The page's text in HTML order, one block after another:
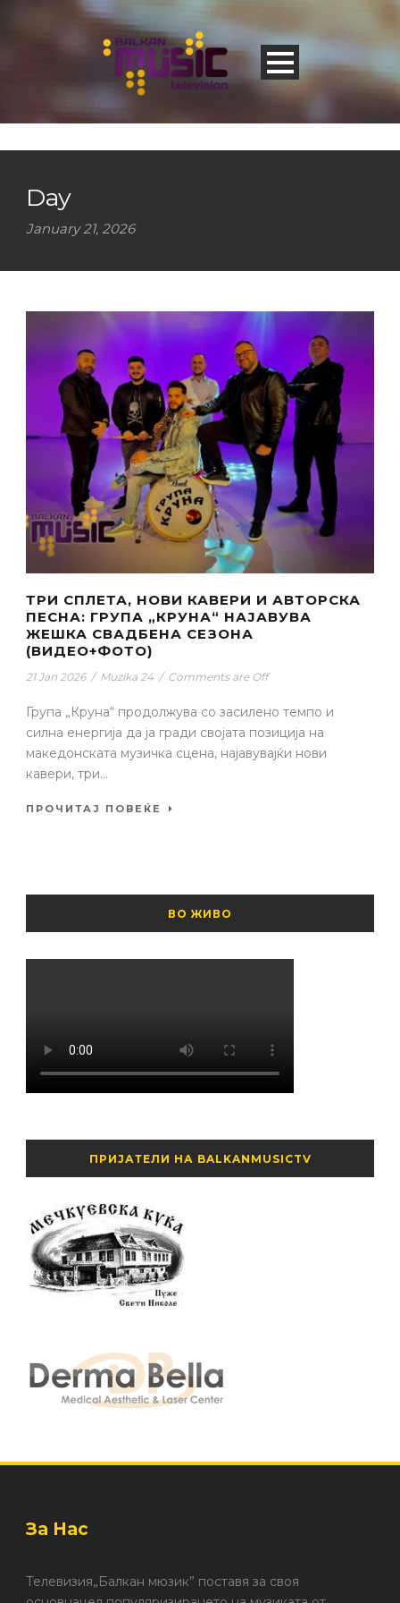
Day
January 21, 2026
ТРИ СПЛЕТА, НОВИ КАВЕРИ И АВТОРСКА
ПЕСНА: ГРУПА „КРУНА“ НАЈАВУВА
ЖЕШКА СВАДБЕНА СЕЗОНА
(ВИДЕО+ФОТО)
21 Jan 2026 / Muzika 24 / Comments are Off
Група „Круна“ продолжува со засилено темпо и
силна енергија да ја гради својата позиција на
македонската музичка сцена, најавувајќи нови
кавери, три...
ПРОЧИТАЈ ПОВЕЌЕ
ВО ЖИВО
ПРИЈАТЕЛИ НА BALKANMUSICTV
За Нас
Телевизия„Балкан мюзик” поставя за своя